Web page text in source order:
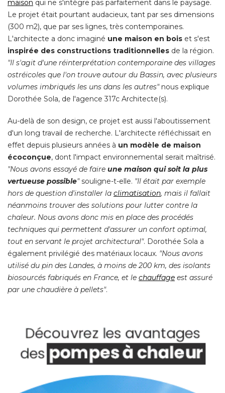
maison qui ne s'intègre pas parfaitement dans le paysage.
Le projet était pourtant audacieux, tant par ses dimensions
(300 m2), que par ses lignes, très contemporaines.
L'architecte a donc imaginé une maison en bois et s'est
inspirée des constructions traditionnelles de la région.
"Il s'agit d'une réinterprétation contemporaine des villages
ostréicoles que l'on trouve autour du Bassin, avec plusieurs
volumes imbriqués les uns dans les autres"nous explique
Dorothée Sola, de l'agence 317c Architecte(s).
Au-delà de son design, ce projet est aussi l'aboutissement
d'un long travail de recherche. L'architecte réfléchissait en
effet depuis plusieurs années à un modèle de maison
écoconçue, dont l'impact environnemental serait maîtrisé.
"Nous avons essayé de faire une maison qui soit la plus
vertueuse possible" souligne-t-elle. "Il était par exemple
hors de question d'installer la climatisation, mais il fallait
néanmoins trouver des solutions pour lutter contre la
chaleur. Nous avons donc mis en place des procédés
techniques qui permettent d'assurer un confort optimal,
tout en servant le projet architectural". Dorothée Sola a
également privilégié des matériaux locaux. "Nous avons
utilisé du pin des Landes, à moins de 200 km, des isolants
biosourcés fabriqués en France, et le chauffage est assuré
par une chaudière à pellets".